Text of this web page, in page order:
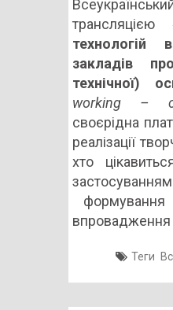
трансляцією
технологій
закладів
технічної)
working –
своєрідна
реалізації
хто
формування
впровадження
Теги